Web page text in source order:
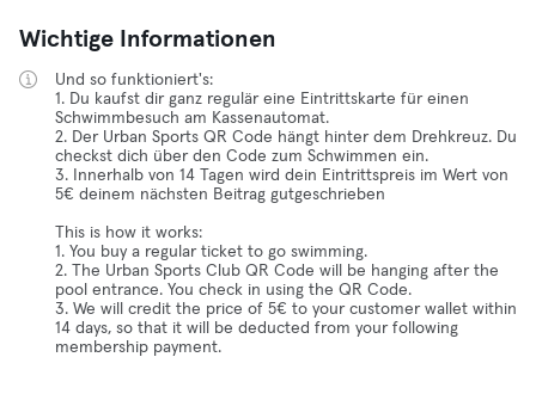
Wichtige Informationen
Und so funktioniert's:
1. Du kaufst dir ganz regulär eine Eintrittskarte für einen
Schwimmbesuch am Kassenautomat.
2. Der Urban Sports QR Code hängt hinter dem Drehkreuz. Du
checkst dich über den Code zum Schwimmen ein.
3. Innerhalb von 14 Tagen wird dein Eintrittspreis im Wert von
5€ deinem nächsten Beitrag gutgeschrieben
This is how it works:
1. You buy a regular ticket to go swimming.
2. The Urban Sports Club QR Code will be hanging after the
pool entrance. You check in using the QR Code.
3. We will credit the price of 5€ to your customer wallet within
14 days, so that it will be deducted from your following
membership payment.